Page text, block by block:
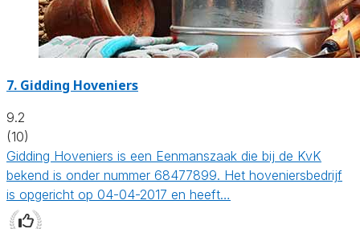
7. Gidding Hoveniers
9.2
(10)
Gidding Hoveniers is een Eenmanszaak die bij de KvK
bekend is onder nummer 68477899. Het hoveniersbedrijf
is opgericht op 04-04-2017 en heeft…